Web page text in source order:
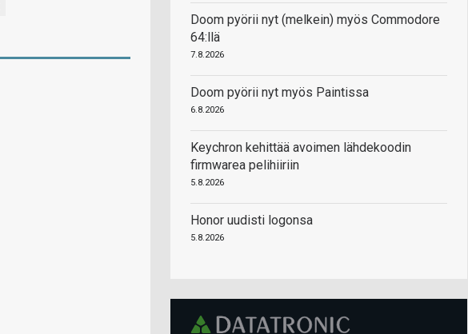
Doom pyörii nyt (melkein) myös Commodore
64:llä
7.8.2026
Doom pyörii nyt myös Paintissa
6.8.2026
Keychron kehittää avoimen lähdekoodin
firmwarea pelihiiriin
5.8.2026
Honor uudisti logonsa
5.8.2026